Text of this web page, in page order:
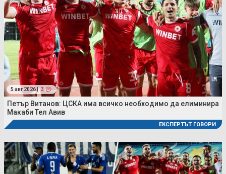
5 авг 2026 | 3
Петър Витанов: ЦСКА има всичко необходимо да елиминира
Макаби Тел Авив
ЕКСПЕРТЪТ ГОВОРИ